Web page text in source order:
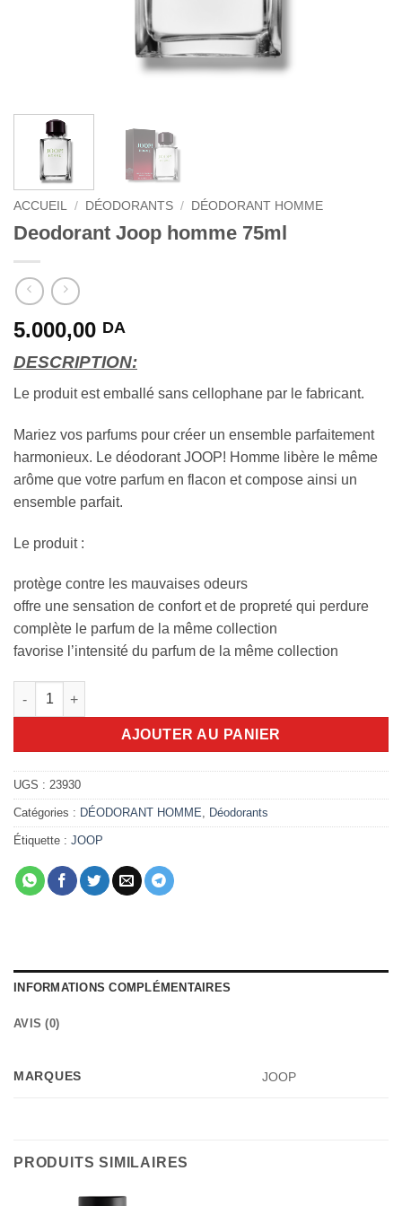
ACCUEIL / DÉODORANTS / DÉODORANT HOMME
Deodorant Joop homme 75ml
5.000,00 DA
DESCRIPTION:
Le produit est emballé sans cellophane par le fabricant.
Mariez vos parfums pour créer un ensemble parfaitement
harmonieux. Le déodorant JOOP! Homme libère le même
arôme que votre parfum en flacon et compose ainsi un
ensemble parfait.
Le produit :
protège contre les mauvaises odeurs
offre une sensation de confort et de propreté qui perdure
complète le parfum de la même collection
favorise l’intensité du parfum de la même collection
quantité de Deodorant Joop homme 75ml
AJOUTER AU PANIER
UGS : 23930
Catégories : DÉODORANT HOMME, Déodorants
Étiquette : JOOP
INFORMATIONS COMPLÉMENTAIRES
AVIS (0)
MARQUES JOOP
PRODUITS SIMILAIRES